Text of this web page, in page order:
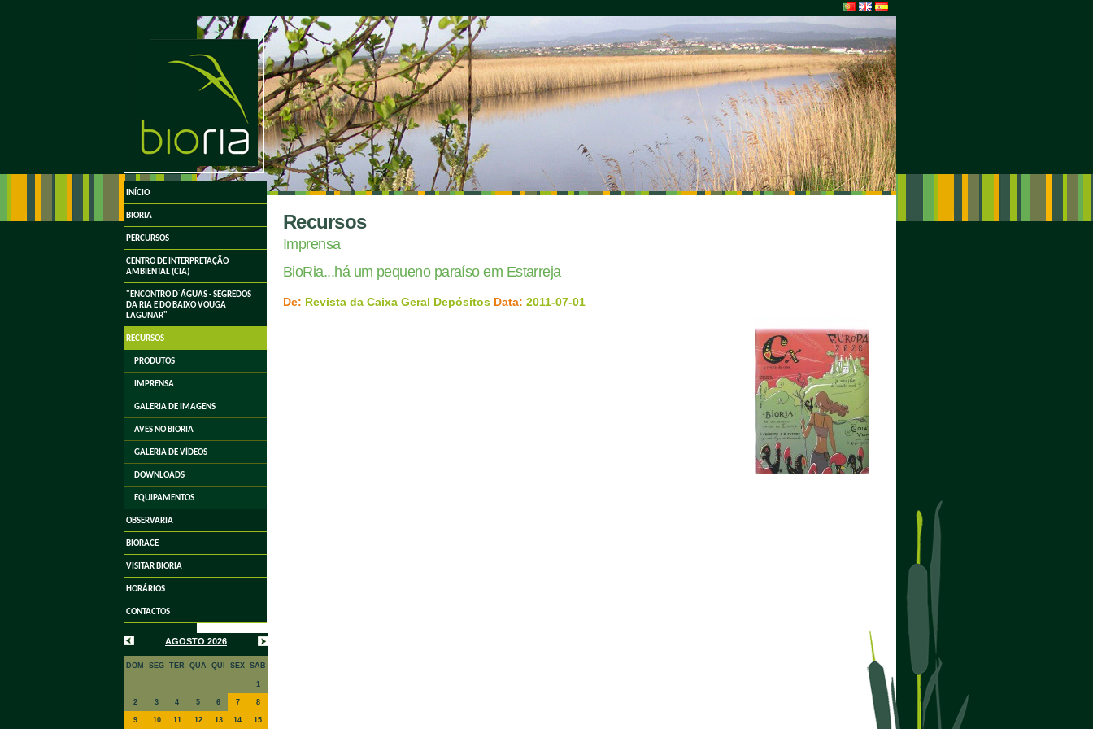
undefined
INÍCIO
BIORIA
PERCURSOS
CENTRO DE INTERPRETAÇÃO
AMBIENTAL (CIA)
"ENCONTRO D´ÁGUAS - SEGREDOS
DA RIA E DO BAIXO VOUGA
LAGUNAR"
RECURSOS
PRODUTOS
IMPRENSA
GALERIA DE IMAGENS
AVES NO BIORIA
GALERIA DE VÍDEOS
DOWNLOADS
EQUIPAMENTOS
OBSERVARIA
BIORACE
VISITAR BIORIA
HORÁRIOS
CONTACTOS
AGOSTO 2026
DOM SEG TER QUA QUI SEX SAB
1
2 3 4 5 6 7 8
9 10 11 12 13 14 15
Recursos
Imprensa
BioRia...há um pequeno paraíso em Estarreja
De: Revista da Caixa Geral Depósitos Data: 2011-07-01